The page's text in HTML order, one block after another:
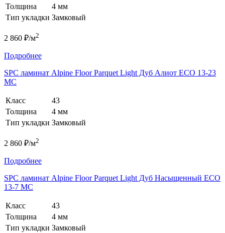
Толщина
4 мм
Тип укладки Замковый
2 860 ₽/м2
Подробнее
SPC ламинат Alpine Floor Parquet Light Дуб Алиот ЕСО 13-23
MC
Класс
43
Толщина
4 мм
Тип укладки Замковый
2 860 ₽/м2
Подробнее
SPC ламинат Alpine Floor Parquet Light Дуб Насыщенный ЕСО
13-7 MC
Класс
43
Толщина
4 мм
Тип укладки Замковый